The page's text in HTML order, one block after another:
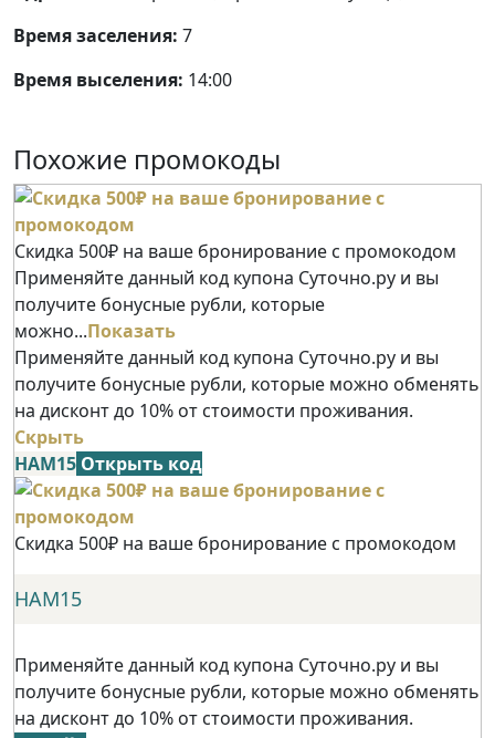
Время заселения: 7
Время выселения: 14:00
Похожие промокоды
Скидка 500₽ на ваше бронирование с промокодом
Применяйте данный код купона Суточно.ру и вы
получите бонусные рубли, которые
можно...Показать
Применяйте данный код купона Суточно.ру и вы
получите бонусные рубли, которые можно обменять
на дисконт до 10% от стоимости проживания.
Скрыть
НАМ15 Открыть код
Скидка 500₽ на ваше бронирование с промокодом
НАМ15
Применяйте данный код купона Суточно.ру и вы
получите бонусные рубли, которые можно обменять
на дисконт до 10% от стоимости проживания.